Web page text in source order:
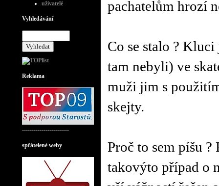
Bruno Banani
Poslední rozloučení s rádiem
Wave 28.1.09
Koncert CHCI WAVE
ZPĚT!třetí nedožité FM
narozeniny Radia Wave, Praha
Retro Music Hall
uživatelé
Vyhledávání
Reklama
------------------------
spřátelené weby
pachatelům hrozí
Co se stalo ?
tam nebyli) ve
muži jim s
skejty.
Proč to sem píšu
takovýto případ o